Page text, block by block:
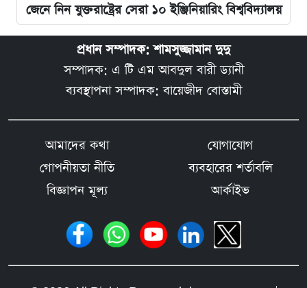
জেনে নিন যুক্তরাষ্ট্রের সেরা ১০ ইঞ্জিনিয়ারিং বিশ্ববিদ্যালয়
প্রধান সম্পাদক: শামসুজ্জামান দুদু
সম্পাদক: এ টি এম আবদুল বারী ড্যানী
ব্যবস্থাপনা সম্পাদক: বায়েজীদ বোস্তামী
আমাদের কথা
যোগাযোগ
গোপনীয়তা নীতি
ব্যবহারের শর্তাবলি
বিজ্ঞাপন মূল্য
আর্কাইভ